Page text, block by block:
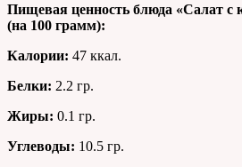
Пищевая ценность блюда «Салат с
(на 100 грамм):
Калории: 47 ккал.
Белки: 2.2 гр.
Жиры: 0.1 гр.
Углеводы: 10.5 гр.